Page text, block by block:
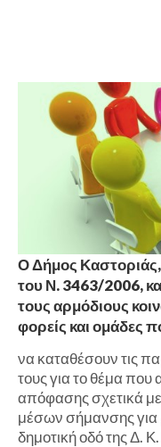
Ο Δήμος
του Ν. 3463/2006,
τους αρμόδιους
φορείς και ομάδες
να καταθέσουν τις
τους για το θέμα που
απόφασης σχετικά
μέσων σήμανσης για
δημοτική οδό της Δ.